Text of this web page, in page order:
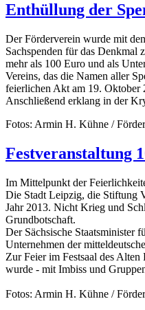
Enthüllung der
Der Förderverein wurde mit
Sachspenden für das Denkmal
mehr als 100 Euro und als
Vereins, das die Namen aller
feierlichen Akt am 19. Oktober
Anschließend erklang in der
Fotos: Armin H. Kühne /
Festveranstaltung
Im Mittelpunkt der
Die Stadt Leipzig, die Stiftung
Jahr 2013. Nicht Krieg und
Grundbotschaft.
Der Sächsische Staatsminister
Unternehmen der
Zur Feier im Festsaal des
wurde - mit Imbiss und
Fotos: Armin H. Kühne /